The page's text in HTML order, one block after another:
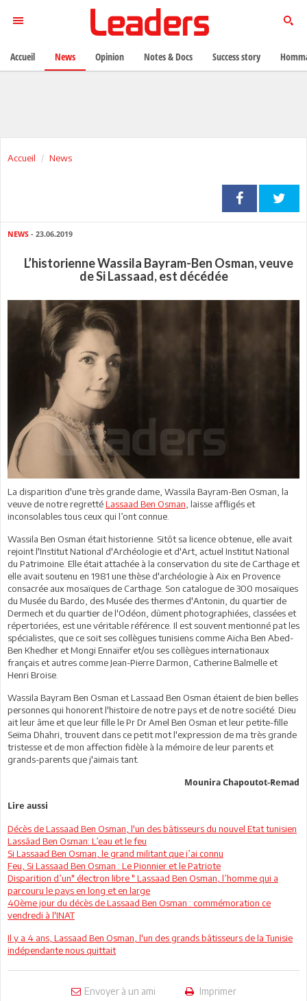
Accueil News
NEWS - 23.06.2019
L’historienne Wassila Bayram-Ben Osman, veuve
de Si Lassaad, est décédée
La disparition d'une très grande dame, Wassila Bayram-Ben Osman, la
veuve de notre regrettéLassaad Ben Osman , laisse affligés et
inconsolables tous ceux qui l’ont connue.
Wassila Ben Osman était historienne. Sitôt sa licence obtenue, elle avait
rejoint l'Institut National d'Archéologie et d'Art, actuel Institut National
du Patrimoine. Elle était attachée à la conservation du site de Carthage et
elle avait soutenu en 1981 une thèse d'archéologie à Aix en Provence
consacrée aux mosaïques de Carthage. Son catalogue de 300 mosaïques
du Musée du Bardo, des Musée des thermes d'Antonin, du quartier de
Dermech et du quartier de l'Odéon, dûment photographiées, classées et
répertoriées, est une véritable référence. Il est souvent mentionné pat les
spécialistes, que ce soit ses collègues tunisiens comme Aïcha Ben Abed-
Ben Khedher et Mongi Ennaïfer et/ou ses collègues internationaux
français et autres comme Jean-Pierre Darmon, Catherine Balmelle et
Henri Broise.
Wassila Bayram Ben Osman et Lassaad Ben Osman étaient de bien belles
personnes qui honorent l'histoire de notre pays et de notre société. Dieu
ait leur âme et que leur fille le Pr Dr Amel Ben Osman et leur petite-fille
Seïma Dhahri, trouvent dans ce petit mot l'expression de ma très grande
tristesse et de mon affection fidèle à la mémoire de leur parents et
grands-parents que j'aimais tant.
Mounira Chapoutot-Remad
Lire aussi
Décès de Lassaad Ben Osman, l'un des bâtisseurs du nouvel Etat tunisien
Lassâad Ben Osman: L’eau et le feu
Si Lassaad Ben Osman, le grand militant que j’ai connu
Feu, Si Lassaad Ben Osman : Le Pionnier et le Patriote
Disparition d’un" électron libre " Lassaad Ben Osman, l’homme qui a
parcouru le pays en long et en large
40ème jour du décès de Lassaad Ben Osman : commémoration ce
vendredi à l'INAT
Il y a 4 ans, Lassaad Ben Osman, l'un des grands bâtisseurs de la Tunisie
indépendante nous quittait
Envoyer à un ami Imprimer
Accueil News Opinion Notes & Docs Success story